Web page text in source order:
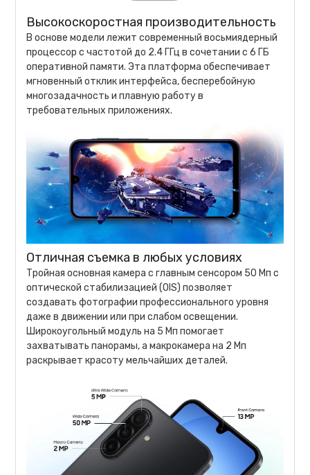
Высокоскоростная производительность
В основе модели лежит современный восьмиядерный
процессор с частотой до 2.4 ГГц в сочетании с 6 ГБ
оперативной памяти. Эта платформа обеспечивает
мгновенный отклик интерфейса, бесперебойную
многозадачность и плавную работу в
требовательных приложениях.
Отличная съемка в любых условиях
Тройная основная камера с главным сенсором 50 Мп с
оптической стабилизацией (OIS) позволяет
создавать фотографии профессионального уровня
даже в движении или при слабом освещении.
Широкоугольный модуль на 5 Мп помогает
захватывать панорамы, а макрокамера на 2 Мп
раскрывает красоту мельчайших деталей.